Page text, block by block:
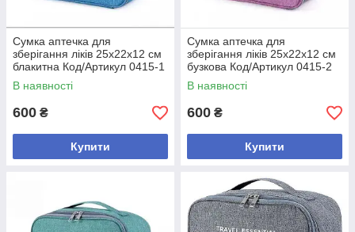
Cумка аптечка для
зберігання ліків 25x22x12 см
блакитна Код/Артикул 0415-1
В наявності
600 ₴
Купити
Cумка аптечка для
зберігання ліків 25x22x12 см
бузкова Код/Артикул 0415-2
В наявності
600 ₴
Купити